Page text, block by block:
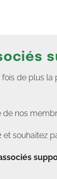
de plus
nos
souhaitez